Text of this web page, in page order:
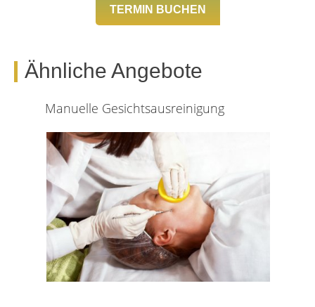
TERMIN BUCHEN
Ähnliche Angebote
Manuelle Gesichtsausreinigung